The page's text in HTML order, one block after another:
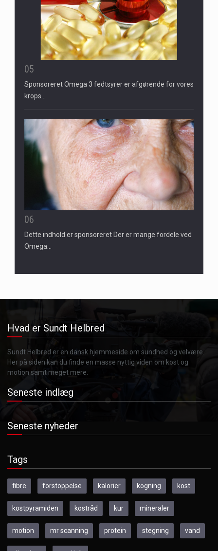
05
Sponsoreret Omega 3 fedtsyrer er afgørende for vores
krops…
06
Dette indhold er sponsoreret Der er mange fordele ved
Omega…
Hvad er Sundt Helbred
Sundt Helbred er en dansk hjemmeside om sundhed og velvære.
Her på siden kan du finde en masse nyttig viden om kost og
motion samt meget mere.
Seneste indlæg
Seneste nyheder
Tags
fibre forstoppelse kalorier kogning kost
kostpyramiden kostråd kur mineraler
motion mr scanning protein stegning vand